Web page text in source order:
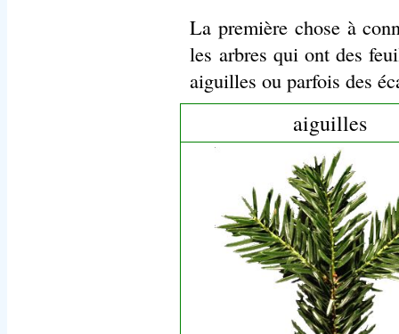
La première chose à
les arbres qui ont des
aiguilles ou parfois des
aiguilles